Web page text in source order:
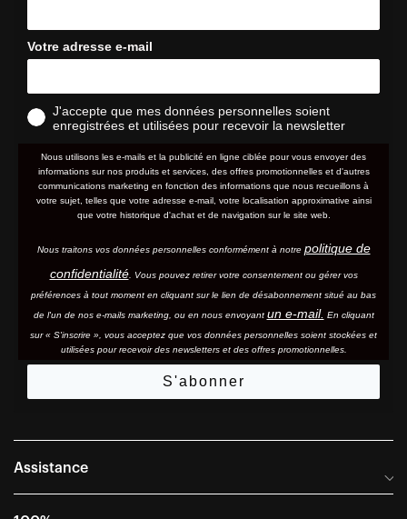
Votre adresse e-mail
J'accepte que mes données personnelles soient
enregistrées et utilisées pour recevoir la newsletter
Nous utilisons les e-mails et la publicité en ligne ciblée pour vous envoyer des
informations sur nos produits et services, des offres promotionnelles et d'autres
communications marketing en fonction des informations que nous recueillons à
votre sujet, telles que votre adresse e-mail, votre localisation approximative ainsi
que votre historique d'achat et de navigation sur le site web.
Nous traitons vos données personnelles conformément à notre politique de
confidentialité. Vous pouvez retirer votre consentement ou gérer vos
préférences à tout moment en cliquant sur le lien de désabonnement situé au bas
de l'un de nos e-mails marketing, ou en nous envoyant un e-mail. En cliquant
sur « S'inscrire », vous acceptez que vos données personnelles soient stockées et
utilisées pour recevoir des newsletters et des offres promotionnelles.
S'abonner
Assistance
Foire aux questions